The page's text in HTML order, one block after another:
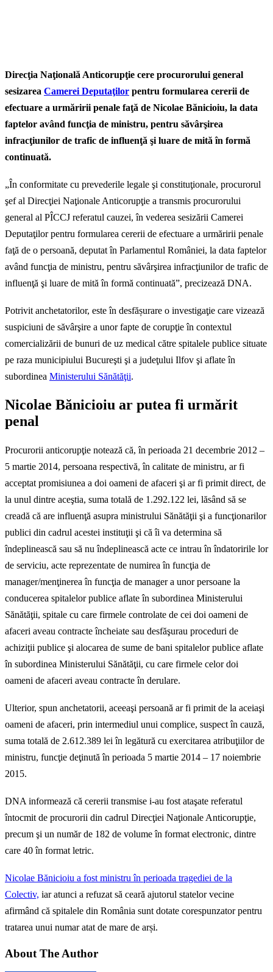
Direcţia Naţională Anticorupţie cere procurorului general
sesizarea Camerei Deputaţilor pentru formularea cererii de
efectuare a urmăririi penale faţă de Nicolae Bănicioiu, la data
faptelor având funcţia de ministru, pentru săvârşirea
infracţiunilor de trafic de influenţă şi luare de mită în formă
continuată.
„În conformitate cu prevederile legale şi constituţionale, procurorul
şef al Direcţiei Naţionale Anticorupţie a transmis procurorului
general al PÎCCJ referatul cauzei, în vederea sesizării Camerei
Deputaţilor pentru formularea cererii de efectuare a urmăririi penale
faţă de o persoană, deputat în Parlamentul României, la data faptelor
având funcţia de ministru, pentru săvârşirea infracţiunilor de trafic de
influenţă şi luare de mită în formă continuată”, precizează DNA.
Potrivit anchetatorilor, este în desfășurare o investigaţie care vizează
suspiciuni de săvârşire a unor fapte de corupţie în contextul
comercializării de bunuri de uz medical către spitalele publice situate
pe raza municipiului Bucureşti şi a judeţului Ilfov şi aflate în
subordinea Ministerului Sănătăţii.
Nicolae Bănicioiu ar putea fi urmărit
penal
Procurorii anticorupţie notează că, în perioada 21 decembrie 2012 –
5 martie 2014, persoana respectivă, în calitate de ministru, ar fi
acceptat promisiunea a doi oameni de afaceri şi ar fi primit direct, de
la unul dintre aceştia, suma totală de 1.292.122 lei, lăsând să se
creadă că are influenţă asupra ministrului Sănătăţii şi a funcţionarilor
publici din cadrul acestei instituţii şi că îi va determina să
îndeplinească sau să nu îndeplinească acte ce intrau în îndatoririle lor
de serviciu, acte reprezentate de numirea în funcţia de
manager/menţinerea în funcţia de manager a unor persoane la
conducerea spitalelor publice aflate în subordinea Ministerului
Sănătăţii, spitale cu care firmele controlate de cei doi oameni de
afaceri aveau contracte încheiate sau desfăşurau proceduri de
achiziţii publice şi alocarea de sume de bani spitalelor publice aflate
în subordinea Ministerului Sănătăţii, cu care firmele celor doi
oameni de afaceri aveau contracte în derulare.
Ulterior, spun anchetatorii, aceeaşi persoană ar fi primit de la aceiaşi
oameni de afaceri, prin intermediul unui complice, suspect în cauză,
suma totală de 2.612.389 lei în legătură cu exercitarea atribuţiilor de
ministru, funcţie deţinută în perioada 5 martie 2014 – 17 noiembrie
2015.
DNA informează că cererii transmise i-au fost ataşate referatul
întocmit de procurorii din cadrul Direcţiei Naţionale Anticorupţie,
precum şi un număr de 182 de volume în format electronic, dintre
care 40 în format letric.
Nicolae Bănicioiu a fost ministru în perioada tragediei de la
Colectiv, iar atunci a refuzat să ceară ajutorul statelor vecine
afirmând că spitalele din România sunt dotate corespunzator pentru
tratarea unui numar atat de mare de arși.
About The Author